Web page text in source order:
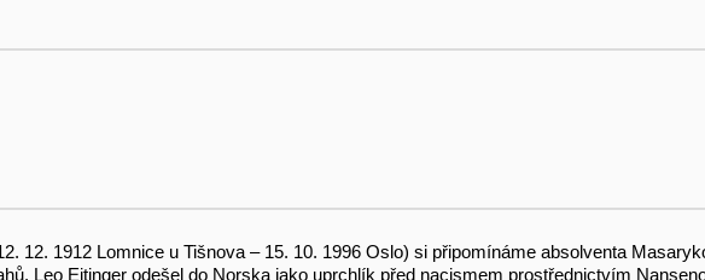
12. 1912 Lomnice u Tišnova – 15. 10. 1996 Oslo) si připomínáme absolventa
Leo Eitinger odešel do Norska jako uprchlík před nacismem prostřednictvím